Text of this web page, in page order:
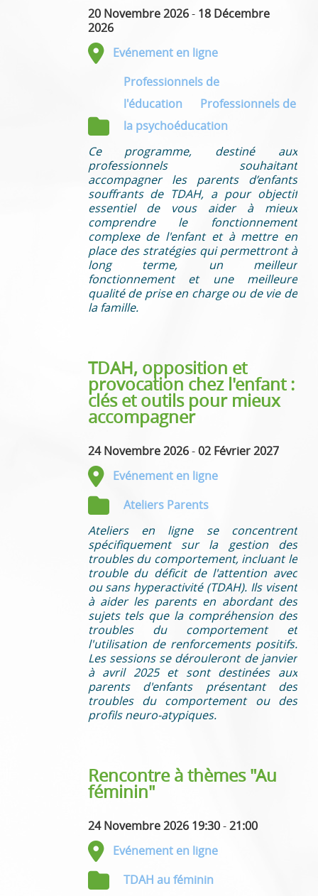
20 Novembre 2026 - 18 Décembre
2026
Evénement en ligne
Professionnels de
l'éducation
Professionnels de
la psychoéducation
Ce programme, destiné aux
professionnels souhaitant
accompagner les parents d’enfants
souffrants de TDAH, a pour objectif
essentiel de vous aider à mieux
comprendre le fonctionnement
complexe de l'enfant et à mettre en
place des stratégies qui permettront à
long terme, un meilleur
fonctionnement et une meilleure
qualité de prise en charge ou de vie de
la famille.
TDAH, opposition et
provocation chez l'enfant :
clés et outils pour mieux
accompagner
24 Novembre 2026 -02 Février 2027
Evénement en ligne
Ateliers Parents
Ateliers en ligne se concentrent
spécifiquement sur la gestion des
troubles du comportement, incluant le
trouble du déficit de l'attention avec
ou sans hyperactivité (TDAH). Ils visent
à aider les parents en abordant des
sujets tels que la compréhension des
troubles du comportement et
l'utilisation de renforcements positifs.
Les sessions se dérouleront de janvier
à avril 2025 et sont destinées aux
parents d'enfants présentant des
troubles du comportement ou des
profils neuro-atypiques.
Rencontre à thèmes "Au
féminin"
24 Novembre 2026 19:30 -21:00
Evénement en ligne
TDAH au féminin